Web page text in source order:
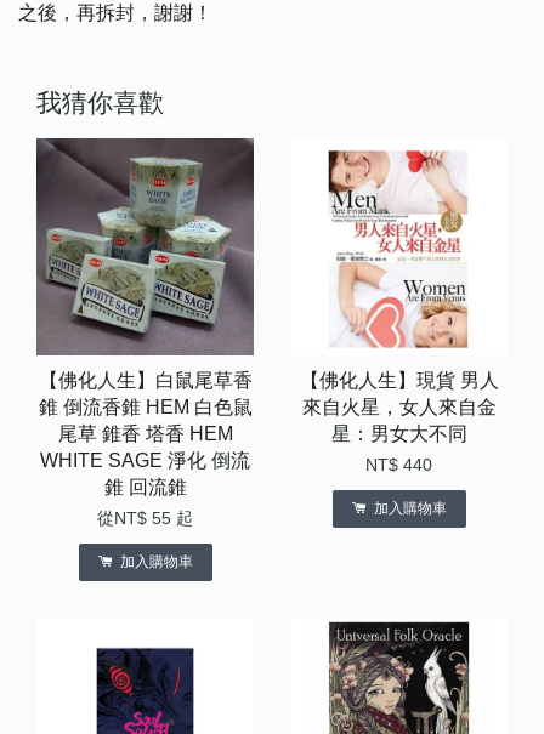
之後，再拆封，謝謝！
我猜你喜歡
【佛化人生】白鼠尾草香
錐 倒流香錐 HEM 白色鼠
尾草 錐香 塔香 HEM
WHITE SAGE 淨化 倒流
錐 回流錐
從NT$ 55 起
加入購物車
【佛化人生】現貨 男人
來自火星，女人來自金
星：男女大不同
NT$ 440
加入購物車